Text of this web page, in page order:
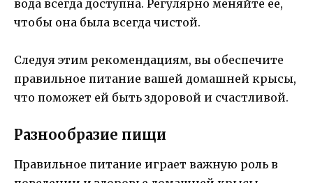
вода всегда доступна. Регулярно меняйте ее,
чтобы она была всегда чистой.
Следуя этим рекомендациям, вы обеспечите
правильное питание вашей домашней крысы,
что поможет ей быть здоровой и счастливой.
Разнообразие пищи
Правильное питание играет важную роль в